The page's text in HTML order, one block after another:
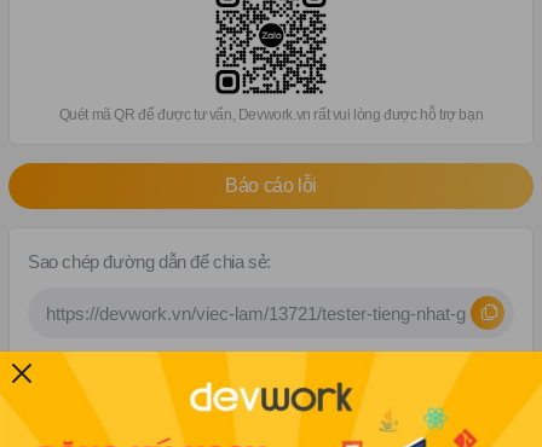
Quét mã QR để được tư vấn, Devwork.vn rất vui lòng được hỗ trợ bạn
Báo cáo lỗi
Sao chép đường dẫn để chia sẻ:
Việc làm cùng kỹ năng